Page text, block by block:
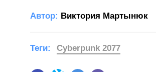
Автор: Виктория Мартынюк
Теги: Cyberpunk 2077